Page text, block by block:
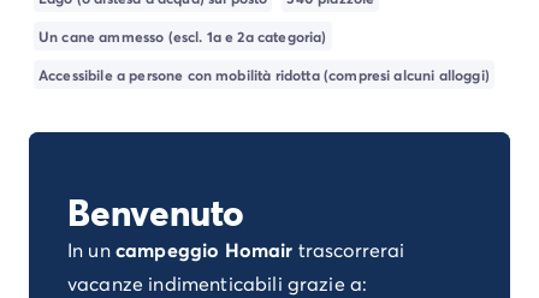
Campeggio Istria
Campeggio Francia
Campeggio Bretagna
Campeggio Gran-Este
Campeggio Normandia
Campeggio Spagna
Campeggio Portogallo
Un cane ammesso (escl. 1a e 2a categoria)
Accessibile a persone con mobilità ridotta (compresi alcuni alloggi)
Benvenuto
In uncampeggio Homair trascorrerai
vacanze indimenticabili grazie a: